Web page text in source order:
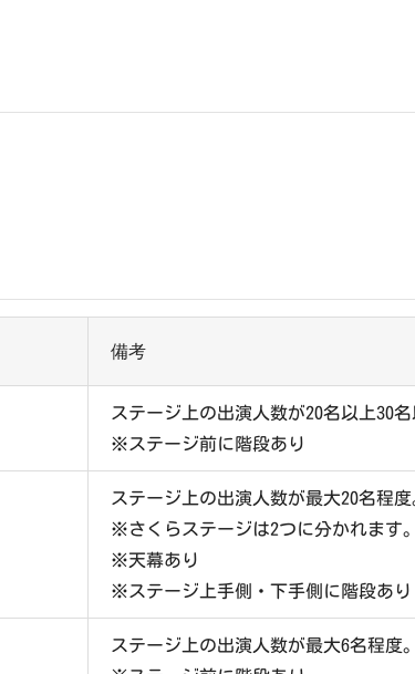
備考
ステージ上の出演人数が20名以上30名
※ステージ前に階段あり
ステージ上の出演人数が最大20名程度
※さくらステージは2つに分かれます
※天幕あり
※ステージ上手側・下手側に階段あり
ステージ上の出演人数が最大6名程度。